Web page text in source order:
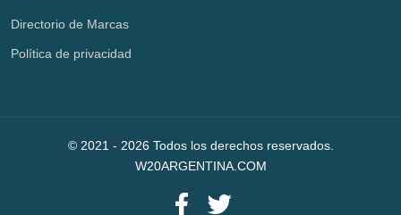
Directorio de Marcas
Política de privacidad
© 2021 - 2026 Todos los derechos reservados.
W20ARGENTINA.COM